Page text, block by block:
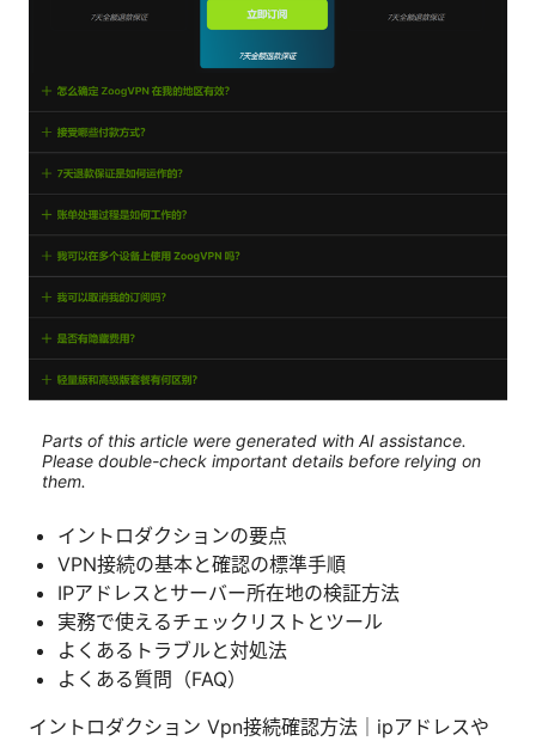
Parts of this article were generated with AI assistance.
Please double-check important details before relying on
them.
イントロダクションの要点
VPN接続の基本と確認の標準手順
IPアドレスとサーバー所在地の検証方法
実務で使えるチェックリストとツール
よくあるトラブルと対処法
よくある質問（FAQ）
イントロダクション Vpn接続確認方法｜ipアドレスや